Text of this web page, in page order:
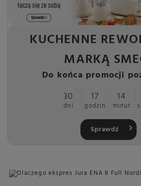
KUCHENNE
MARKĄ
Do końca promocji
30
dni
17
godzin
14
minut
Sprawdź